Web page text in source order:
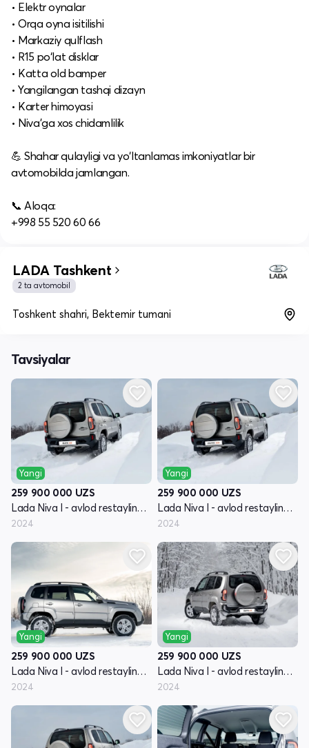
• Elektr oynalar
• Orqa oyna isitilishi
• Markaziy qulflash
• R15 po‘lat disklar
• Katta old bamper
• Yangilangan tashqi dizayn
• Karter himoyasi
• Niva’ga xos chidamlilik
💪 Shahar qulayligi va yo‘ltanlamas imkoniyatlar bir
avtomobilda jamlangan.
📞 Aloqa:
+998 55 520 60 66
LADA Tashkent
2 ta avtomobil
Toshkent shahri, Bektemir tumani
Tavsiyalar
Yangi
259 900 000 UZS
Lada Niva I - avlod restayling (Travel)
2024
Yangi
259 900 000 UZS
Lada Niva I - avlod restayling (Travel)
2024
Yangi
259 900 000 UZS
Lada Niva I - avlod restayling (Travel)
2024
Yangi
259 900 000 UZS
Lada Niva I - avlod restayling (Travel)
2024